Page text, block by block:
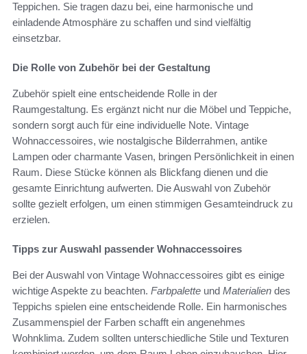
Teppichen. Sie tragen dazu bei, eine harmonische und
einladende Atmosphäre zu schaffen und sind vielfältig
einsetzbar.
Die Rolle von Zubehör bei der Gestaltung
Zubehör spielt eine entscheidende Rolle in der
Raumgestaltung. Es ergänzt nicht nur die Möbel und Teppiche,
sondern sorgt auch für eine individuelle Note. Vintage
Wohnaccessoires, wie nostalgische Bilderrahmen, antike
Lampen oder charmante Vasen, bringen Persönlichkeit in einen
Raum. Diese Stücke können als Blickfang dienen und die
gesamte Einrichtung aufwerten. Die Auswahl von Zubehör
sollte gezielt erfolgen, um einen stimmigen Gesamteindruck zu
erzielen.
Tipps zur Auswahl passender Wohnaccessoires
Bei der Auswahl von Vintage Wohnaccessoires gibt es einige
wichtige Aspekte zu beachten. Farbpalette und Materialien des
Teppichs spielen eine entscheidende Rolle. Ein harmonisches
Zusammenspiel der Farben schafft ein angenehmes
Wohnklima. Zudem sollten unterschiedliche Stile und Texturen